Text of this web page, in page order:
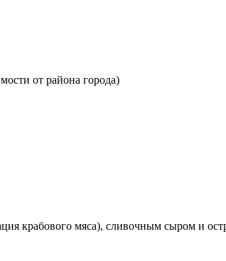
от района города)
крабового мяса), сливочным сыром и